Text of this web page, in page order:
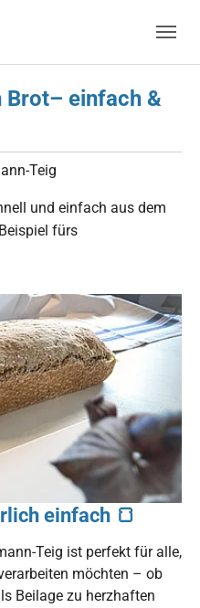
Brot– einfach &
Teig
und einfach aus dem
fürs
einfach 🍞
Teig ist perfekt für alle,
möchten – ob
Beilage zu herzhaften